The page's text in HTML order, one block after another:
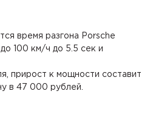
время разгона Porsche
100 км/ч до 5.5 сек и
прирост к мощности составит
в 47 000 рублей.